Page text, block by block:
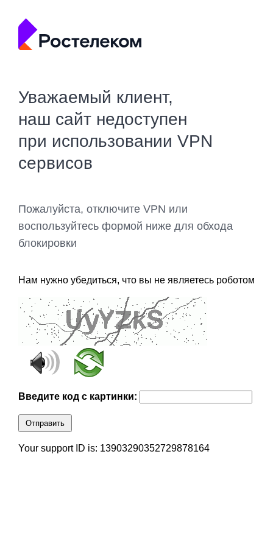
Уважаемый клиент,
наш сайт недоступен
при использовании VPN
сервисов
Пожалуйста, отключите VPN или
воспользуйтесь формой ниже для обхода
блокировки
Нам нужно убедиться, что вы не являетесь роботом
Введите код с картинки:
Отправить
Your support ID is: 13903290352729878164